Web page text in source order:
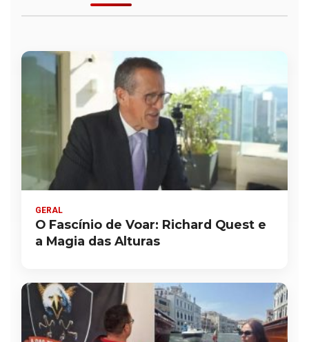
GERAL
O Fascínio de Voar: Richard Quest e
a Magia das Alturas